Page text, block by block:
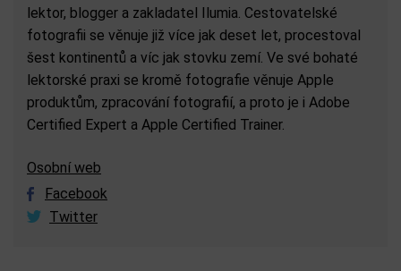
lektor, blogger a zakladatel Ilumia. Cestovatelské
fotografii se věnuje již více jak deset let, procestoval
šest kontinentů a víc jak stovku zemí. Ve své bohaté
lektorské praxi se kromě fotografie věnuje Apple
produktům, zpracování fotografií, a proto je i Adobe
Certified Expert a Apple Certified Trainer.
Osobní web
Facebook
Twitter